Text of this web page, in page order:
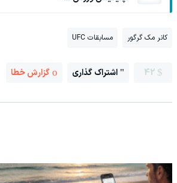
کانر مک گرگور مسابقات UFC
42 اشتراک گذاری گزارش خطا